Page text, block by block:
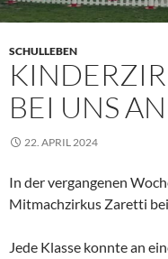
SCHULLEBEN
BEI UNS
22. APRIL 2024
In der vergangenen
Mitmachzirkus Zaretti
Jede Klasse konnte an